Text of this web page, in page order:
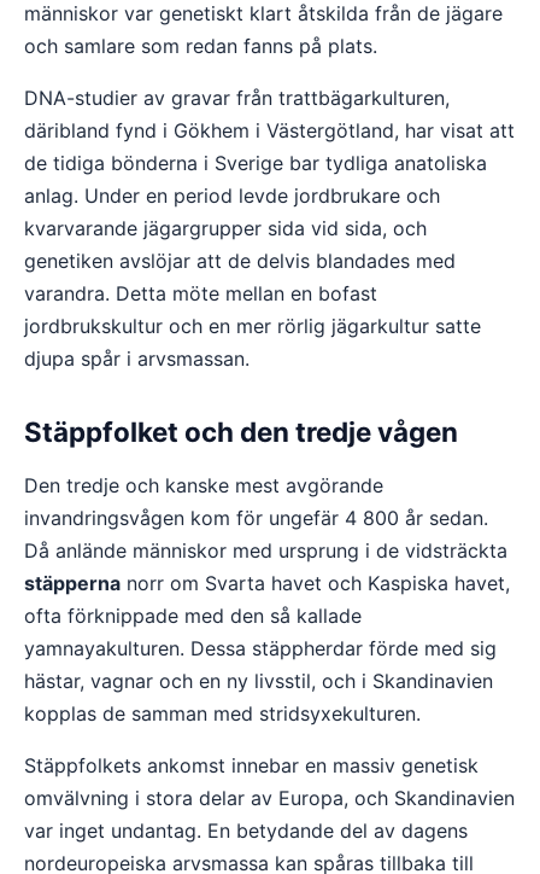
människor var genetiskt klart åtskilda från de jägare
och samlare som redan fanns på plats.
DNA-studier av gravar från trattbägarkulturen,
däribland fynd i Gökhem i Västergötland, har visat att
de tidiga bönderna i Sverige bar tydliga anatoliska
anlag. Under en period levde jordbrukare och
kvarvarande jägargrupper sida vid sida, och
genetiken avslöjar att de delvis blandades med
varandra. Detta möte mellan en bofast
jordbrukskultur och en mer rörlig jägarkultur satte
djupa spår i arvsmassan.
Stäppfolket och den tredje vågen
Den tredje och kanske mest avgörande
invandringsvågen kom för ungefär 4 800 år sedan.
Då anlände människor med ursprung i de vidsträckta
stäpperna norr om Svarta havet och Kaspiska havet,
ofta förknippade med den så kallade
yamnayakulturen. Dessa stäppherdar förde med sig
hästar, vagnar och en ny livsstil, och i Skandinavien
kopplas de samman med stridsyxekulturen.
Stäppfolkets ankomst innebar en massiv genetisk
omvälvning i stora delar av Europa, och Skandinavien
var inget undantag. En betydande del av dagens
nordeuropeiska arvsmassa kan spåras tillbaka till